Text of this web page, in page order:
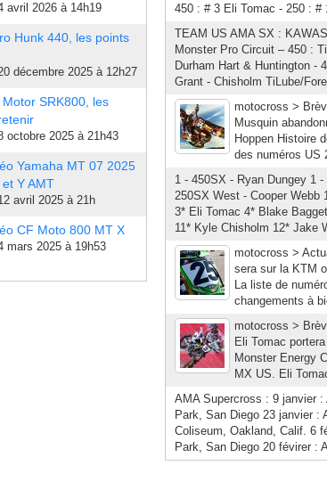
avril 2026 à 14h19
Hunk 440, les points
décembre 2025 à 12h27
Motor SRK800, les
octobre 2025 à 21h43
Yamaha MT 07 2025
Y AMT
avril 2025 à 21h
CF Moto 800 MT X
mars 2025 à 19h53
450 : # 3 Eli Tomac - 250 : #
TEAM US AMA SX :
Monster Pro Circuit – 450 :
Durham Hart & Huntington -
Grant - Chisholm TiLube/
motocross >
Musquin
Hoppen Histoire
des numéros US
1 - 450SX - Ryan Dungey 1
250SX West - Cooper Webb
3* Eli Tomac 4* Blake
11* Kyle Chisholm 12* Jake
motocross >
sera sur la KTM
La liste de
changements à
motocross >
Eli Tomac
Monster Energy
MX US. Eli
AMA Supercross : 9 janvier
Park, San Diego 23 janvier :
Coliseum, Oakland, Calif. 6
Park, San Diego 20 févirer :